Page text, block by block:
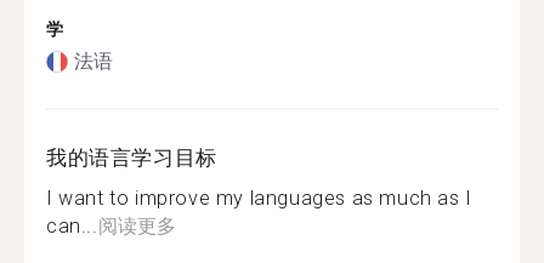
学
法语
我的语言学习目标
I want to improve my languages as much as I
can...阅读更多